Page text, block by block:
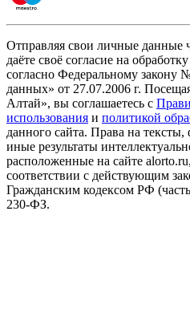
Отправляя свои личные данные
даёте своё согласие на
согласно Федеральному
данных» от 27.07.2006 г.
Алтай», вы соглашаетесь с
использования и политикой
данного сайта. Права на
иные результаты
расположенные на сайте
соответствии с действующим
Гражданским кодексом РФ
230-ФЗ.